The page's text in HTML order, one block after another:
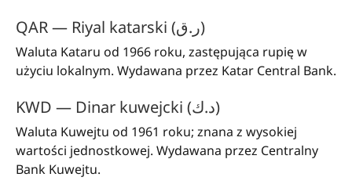
QAR — Riyal katarski (ر.ق)
Waluta Kataru od 1966 roku, zastępująca rupię w
użyciu lokalnym. Wydawana przez Katar Central Bank.
KWD — Dinar kuwejcki (د.ك)
Waluta Kuwejtu od 1961 roku; znana z wysokiej
wartości jednostkowej. Wydawana przez Centralny
Bank Kuwejtu.